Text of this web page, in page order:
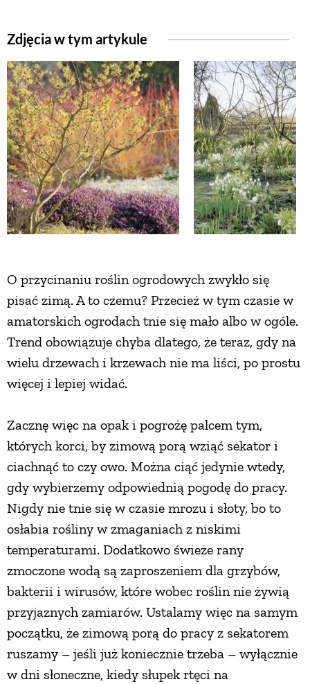
Zdjęcia w tym artykule
O przycinaniu roślin ogrodowych zwykło się
pisać zimą. A to czemu? Przecież w tym czasie w
amatorskich ogrodach tnie się mało albo w ogóle.
Trend obowiązuje chyba dlatego, że teraz, gdy na
wielu drzewach i krzewach nie ma liści, po prostu
więcej i lepiej widać.
Zacznę więc na opak i pogrożę palcem tym,
których korci, by zimową porą wziąć sekator i
ciachnąć to czy owo. Można ciąć jedynie wtedy,
gdy wybierzemy odpowiednią pogodę do pracy.
Nigdy nie tnie się w czasie mrozu i słoty, bo to
osłabia rośliny w zmaganiach z niskimi
temperaturami. Dodatkowo świeże rany
zmoczone wodą są zaproszeniem dla grzybów,
bakterii i wirusów, które wobec roślin nie żywią
przyjaznych zamiarów. Ustalamy więc na samym
początku, że zimową porą do pracy z sekatorem
ruszamy – jeśli już koniecznie trzeba – wyłącznie
w dni słoneczne, kiedy słupek rtęci na
NATURALNIE
URODA
NATURALNA APTECZKA
DLA DOMU
EKO ŻYCIE
ZWIERZĘTA DOMOWE
ZWIERZĘTA W NATURZE
KRAJOBRAZ
RĘKODZIEŁO
RZEMIOSŁO
ZRÓB TO SAM
PRZEPISY